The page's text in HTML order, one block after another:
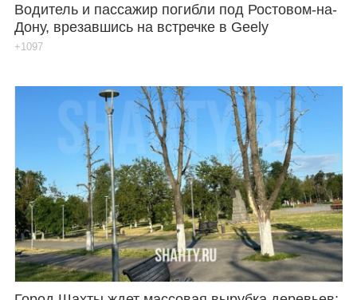
Водитель и пассажир погибли под Ростовом-на-
Дону, врезавшись на встречке в Geely
+1097